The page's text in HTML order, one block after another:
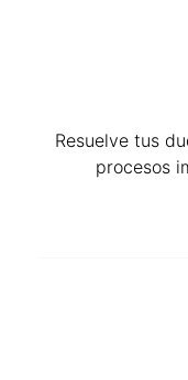
Resuelve tus
procesos